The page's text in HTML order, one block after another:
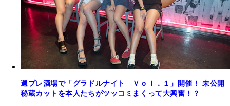
週プレ酒場で「グラドルナイト Ｖｏｌ．１」開催！ 未公開
秘蔵カットを本人たちがツッコミまくって大興奮！？